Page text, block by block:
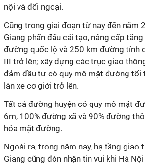
nội và đối ngoại.
Cũng trong giai đoạn từ nay đến năm
Giang phấn đấu cải tạo, nâng cấp
đường quốc lộ và 250 km đường tỉnh
III trở lên; xây dựng các trục giao
đảm đầu tư có quy mô mặt đường tối
làn xe cơ giới trở lên.
Tất cả đường huyện có quy mô mặt
6m, 100% đường xã và 90% đường
hóa mặt đường.
Ngoài ra, trong năm nay, hạ tầng giao
Giang cũng đón nhận tin vui khi Hà